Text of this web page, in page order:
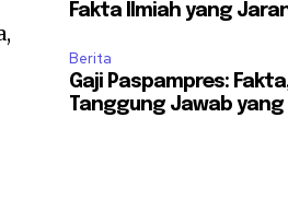
Fakta Ilmiah yang
Berita
Gaji Paspampres:
Tanggung Jawab yang